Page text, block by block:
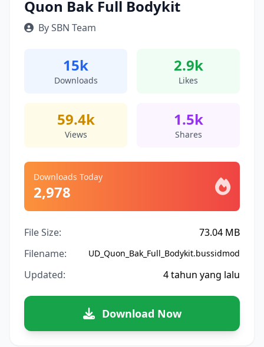
Quon Bak Full Bodykit
By SBN Team
15k
Downloads
2.9k
Likes
59.4k
Views
1.5k
Shares
Downloads Today
2,978
File Size:
73.04 MB
Filename:
UD_Quon_Bak_Full_Bodykit.bussidmod
Updated: 4 tahun yang lalu
Download Now